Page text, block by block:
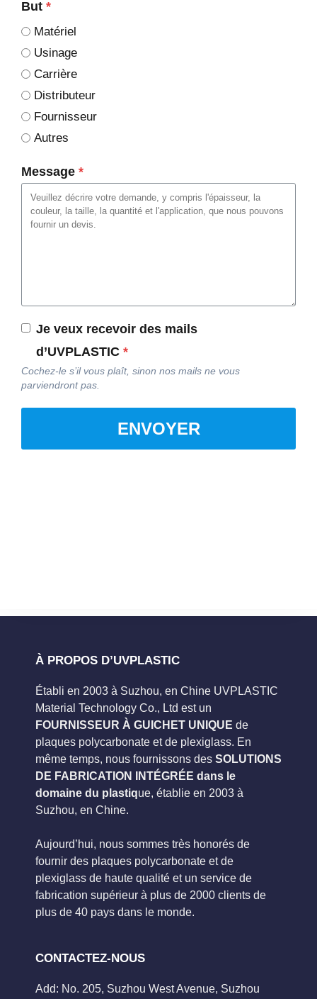
But *
Matériel
Usinage
Carrière
Distributeur
Fournisseur
Autres
Message *
Je veux recevoir des mails
d’UVPLASTIC *
Cochez-le s’il vous plaît, sinon nos mails ne vous
parviendront pas.
ENVOYER
À PROPOS D’UVPLASTIC
Établi en 2003 à Suzhou, en Chine UVPLASTIC
Material Technology Co., Ltd est un
FOURNISSEUR À GUICHET UNIQUE de
plaques polycarbonate et de plexiglass. En
même temps, nous fournissons des SOLUTIONS
DE FABRICATION INTÉGRÉE dans le
domaine du plastique, établie en 2003 à
Suzhou, en Chine.
Aujourd’hui, nous sommes très honorés de
fournir des plaques polycarbonate et de
plexiglass de haute qualité et un service de
fabrication supérieur à plus de 2000 clients de
plus de 40 pays dans le monde.
CONTACTEZ-NOUS
Add: No. 205, Suzhou West Avenue, Suzhou